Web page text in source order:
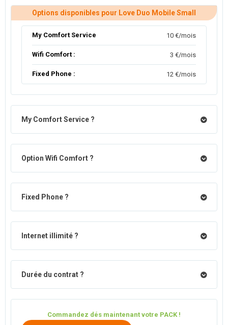
Options disponibles pour Love Duo Mobile Small
My Comfort Service 10 €/mois
Wifi Comfort : 3 €/mois
Fixed Phone : 12 €/mois
My Comfort Service ?
Option Wifi Comfort ?
Fixed Phone ?
Internet illimité ?
Durée du contrat ?
Commandez dés maintenant votre PACK !